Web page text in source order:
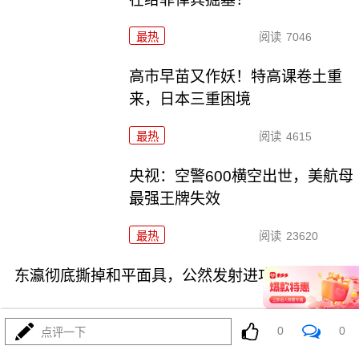
最热 阅读 7046
高市早苗又作妖！特高课卷土重
来，日本三重困境
最热 阅读 4615
央视：空警600横空出世，美航母
最强王牌失效
最热 阅读 23620
东瀛彻底撕掉和平面具，公然发射进攻性武器！
点评一下 0 0